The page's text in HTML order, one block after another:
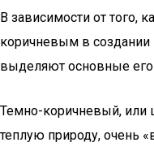
В зависимости от того,
коричневым в создании
выделяют основные его
Темно-коричневый,
теплую природу, очень